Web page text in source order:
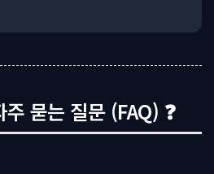
묻는 질문 (FAQ) ❓